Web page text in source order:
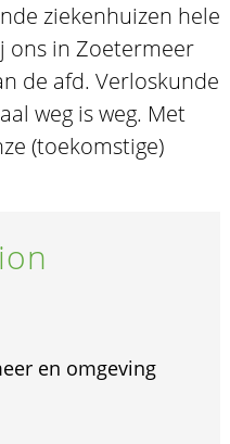
ziekenhuizen hele
ons in Zoetermeer
de afd. Verloskunde
weg is weg. Met
(toekomstige)
en omgeving